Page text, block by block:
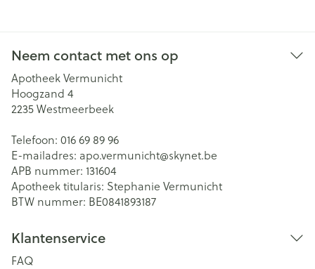
Neem contact met ons op
Apotheek Vermunicht
Hoogzand 4
2235Westmeerbeek
Telefoon: 016 69 89 96
E-mailadres: apo.vermunicht@skynet.be
APB nummer: 131604
Apotheek titularis: Stephanie Vermunicht
BTW nummer: BE0841893187
Klantenservice
FAQ